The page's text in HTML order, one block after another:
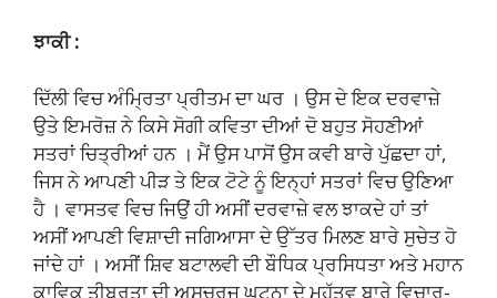
ਝਾਕੀ :
ਦਿੱਲੀ ਵਿਚ ਅੰਮ੍ਰਿਤਾ ਪ੍ਰੀਤਮ ਦਾ ਘਰ । ਉਸ ਦੇ ਇਕ ਦਰਵਾਜ਼ੇ
ਉਤੇ ਇਮਰੋਜ਼ ਨੇ ਕਿਸੇ ਸੋਗੀ ਕਵਿਤਾ ਦੀਆਂ ਦੋ ਬਹੁਤ ਸੋਹਣੀਆਂ
ਸਤਰਾਂ ਚਿਤ੍ਰੀਆਂ ਹਨ । ਮੈਂ ਉਸ ਪਾਸੋਂ ਉਸ ਕਵੀ ਬਾਰੇ ਪੁੱਛਦਾ ਹਾਂ,
ਜਿਸ ਨੇ ਆਪਣੀ ਪੀੜ ਤੇ ਇਕ ਟੋਟੇ ਨੂੰ ਇਨ੍ਹਾਂ ਸਤਰਾਂ ਵਿਚ ਉਣਿਆ
ਹੈ । ਵਾਸਤਵ ਵਿਚ ਜਿਉਂ ਹੀ ਅਸੀਂ ਦਰਵਾਜ਼ੇ ਵਲ ਝਾਕਦੇ ਹਾਂ ਤਾਂ
ਅਸੀਂ ਆਪਣੀ ਵਿਸ਼ਾਦੀ ਜਗਿਆਸਾ ਦੇ ਉੱਤਰ ਮਿਲਣ ਬਾਰੇ ਸੁਚੇਤ ਹੋ
ਜਾਂਦੇ ਹਾਂ । ਅਸੀਂ ਸ਼ਿਵ ਬਟਾਲਵੀ ਦੀ ਬੌਧਿਕ ਪ੍ਰਸਿਧਤਾ ਅਤੇ ਮਹਾਨ
ਕਾਵਿਕ ਤੀਬਰਤਾ ਦੀ ਅਸਚਰਜ ਘਟਨਾ ਦੇ ਮਹੱਤਵ ਬਾਰੇ ਵਿਚਾਰ-